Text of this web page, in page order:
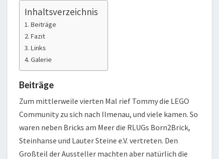
Inhaltsverzeichnis
Beiträge
Fazit
Links
Galerie
Beiträge
Zum mittlerweile vierten Mal rief Tommy die LEGO
Community zu sich nach Ilmenau, und viele kamen. So
waren neben Bricks am Meer die RLUGs Born2Brick,
Steinhanse und Lauter Steine e.V. vertreten. Den
Großteil der Aussteller machten aber natürlich die